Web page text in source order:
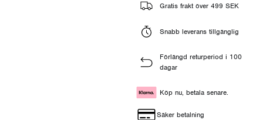
Gratis frakt över 499 SEK
Snabb leverans tillgänglig
Förlängd returperiod i 100
dagar
Köp nu, betala senare.
Säker betalning